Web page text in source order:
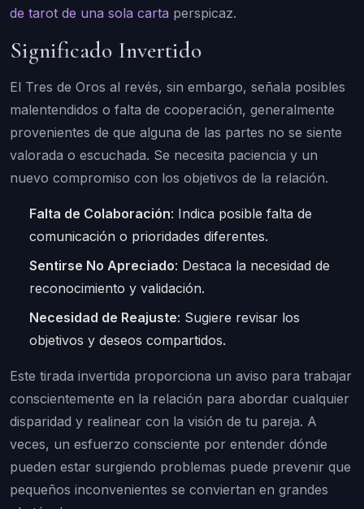
de tarot de una sola carta perspicaz.
Significado Invertido
El Tres de Oros al revés, sin embargo, señala posibles
malentendidos o falta de cooperación, generalmente
provenientes de que alguna de las partes no se siente
valorada o escuchada. Se necesita paciencia y un
nuevo compromiso con los objetivos de la relación.
Falta de Colaboración: Indica posible falta de
comunicación o prioridades diferentes.
Sentirse No Apreciado: Destaca la necesidad de
reconocimiento y validación.
Necesidad de Reajuste: Sugiere revisar los
objetivos y deseos compartidos.
Este tirada invertida proporciona un aviso para trabajar
conscientemente en la relación para abordar cualquier
disparidad y realinear con la visión de tu pareja. A
veces, un esfuerzo consciente por entender dónde
pueden estar surgiendo problemas puede prevenir que
pequeños inconvenientes se conviertan en grandes